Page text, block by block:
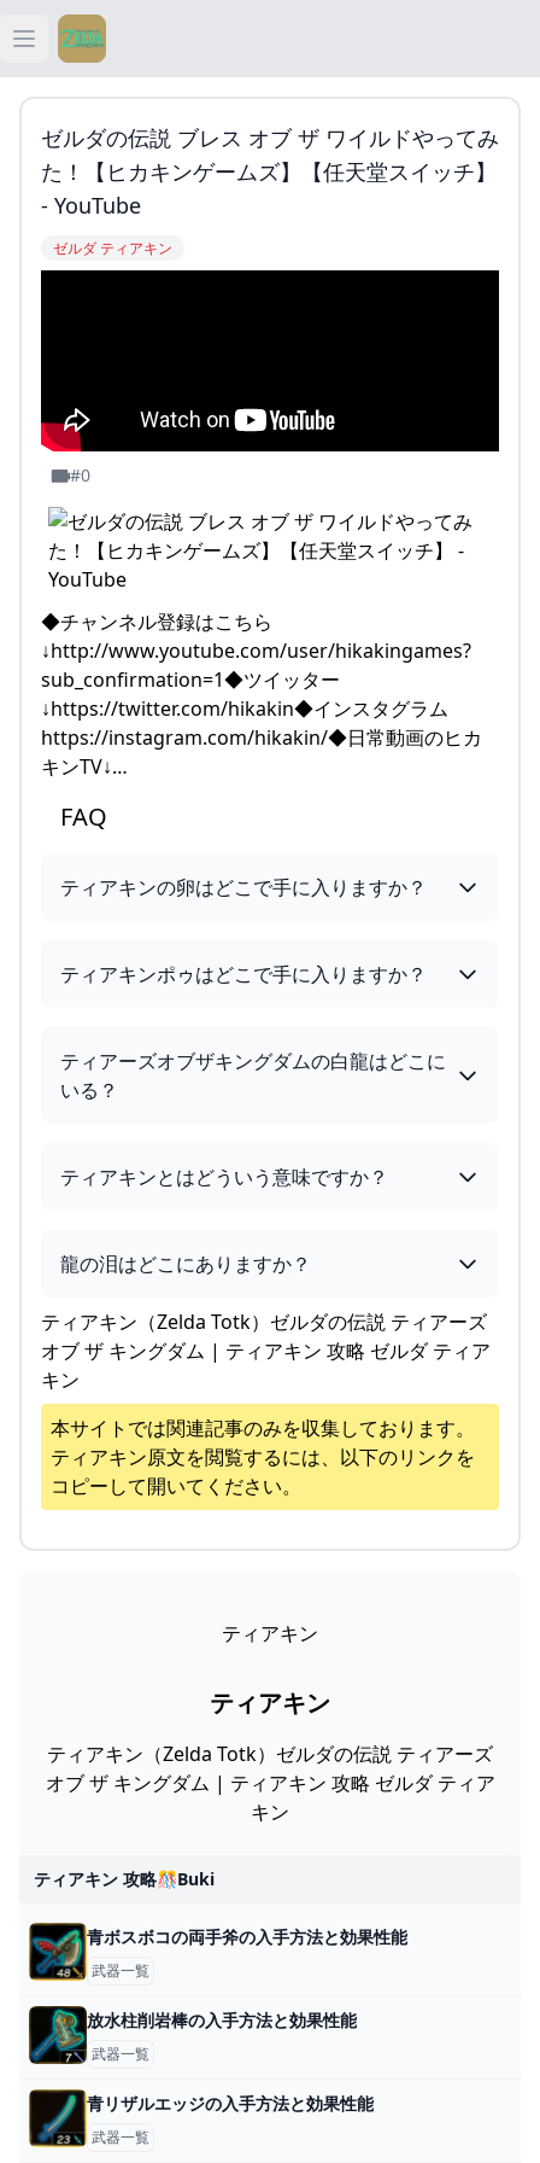
Open main menu
ティアキン
ティアキン 祠
ゼルダの伝説 ブレス オブ ザ ワイルドやってみ
た！【ヒカキンゲームズ】【任天堂スイッチ】
- YouTube
ゼルダ ティアキン
#0
◆チャンネル登録はこちら
↓http://www.youtube.com/user/hikakingames?
sub_confirmation=1◆ツイッター
↓https://twitter.com/hikakin◆インスタグラム
https://instagram.com/hikakin/◆日常動画のヒカ
キンTV↓…
FAQ
ティアキンの卵はどこで手に入りますか？
ティアキンポゥはどこで手に入りますか？
ティアーズオブザキングダムの白龍はどこに
いる？
ティアキンとはどういう意味ですか？
龍の泪はどこにありますか？
ティアキン（Zelda Totk）ゼルダの伝説 ティアーズ
オブ ザ キングダム | ティアキン 攻略 ゼルダ ティア
キン
本サイトでは関連記事のみを収集しております。
ティアキン原文を閲覧するには、以下のリンクを
コピーして開いてください。
ティアキン
ティアキン
ティアキン（Zelda Totk）ゼルダの伝説 ティアーズ
オブ ザ キングダム | ティアキン 攻略 ゼルダ ティア
キン
ティアキン 攻略🎊buki
青ボスボコの両手斧の入手方法と効果性能
武器一覧
放水柱削岩棒の入手方法と効果性能
武器一覧
青リザルエッジの入手方法と効果性能
武器一覧